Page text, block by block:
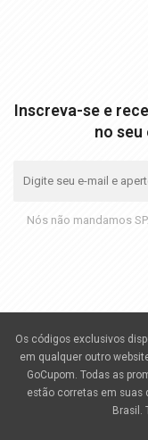
Inscreva-se e
no seu
Nós não mandamos
Os códigos exclusivos
em qualquer outro
GoCupom. Todas as
estão corretas em suas
Brasil.